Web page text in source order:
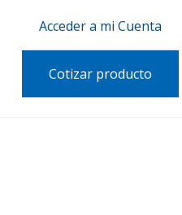
Acceder a mi Cuenta
Cotizar producto